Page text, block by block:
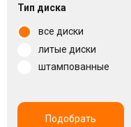
Пн-
Вс:
Тип диска
все диски
литые диски
штампованные
Подобрать